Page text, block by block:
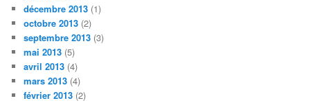
décembre 2013 (1)
octobre 2013 (2)
septembre 2013 (3)
mai 2013 (5)
avril 2013 (4)
mars 2013 (4)
février 2013 (2)